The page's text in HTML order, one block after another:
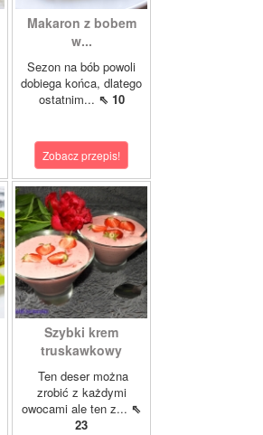
Makaron z bobem
w...
Sezon na bób powoli
dobiega końca, dlatego
ostatnim... ⇖ 10
Zobacz przepis!
Szybki krem
truskawkowy
Ten deser można
zrobić z każdymi
owocami ale ten z... ⇖
23